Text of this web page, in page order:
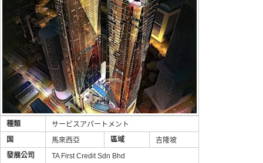
種類
サービスアパートメント
国
馬來西亞 區域
吉隆坡
發展公司
TA First Credit Sdn Bhd